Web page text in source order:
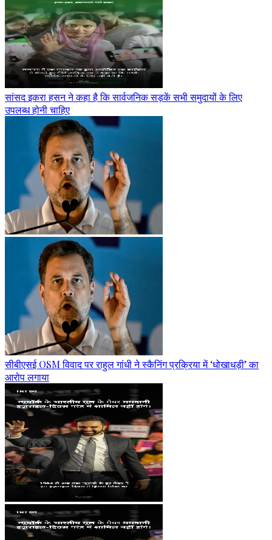
सांसद इकरा हसन ने कहा है कि सार्वजनिक सड़कें सभी समुदायों के लिए
उपलब्ध होनी चाहिए
सीबीएसई OSM विवाद पर राहुल गांधी ने स्कैनिंग प्रक्रिया में ‘धोखाधड़ी’ का
आरोप लगाया